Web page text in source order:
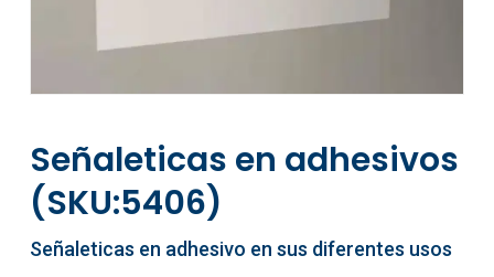
Señaleticas en adhesivos
(SKU:5406)
Señaleticas en adhesivo en sus diferentes usos